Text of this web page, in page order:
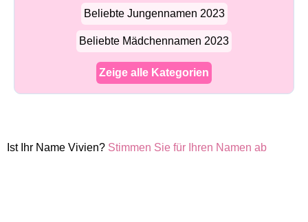
Beliebte Jungennamen 2023
Beliebte Mädchennamen 2023
Zeige alle Kategorien
Ist Ihr Name Vivien? Stimmen Sie für Ihren Namen ab